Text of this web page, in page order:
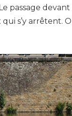
passage devant
s’y arrêtent.